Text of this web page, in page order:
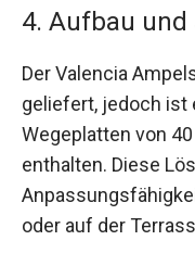
4. Aufbau
Der Valencia
geliefert, jedoch ist
Wegeplatten von
enthalten. Diese
oder auf der